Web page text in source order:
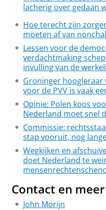
lacherig over gedaan
Hoe terecht zijn
moeten af van
Lessen voor de
verdachtmaking
invulling van de
Groninger hoogleraar
voor de PVV is vaak
Opinie: Polen koos
Nederland moet snel
Commissie:
stap vooruit, nog
Wegkijken en
doet Nederland te
Contact en
John Morijn